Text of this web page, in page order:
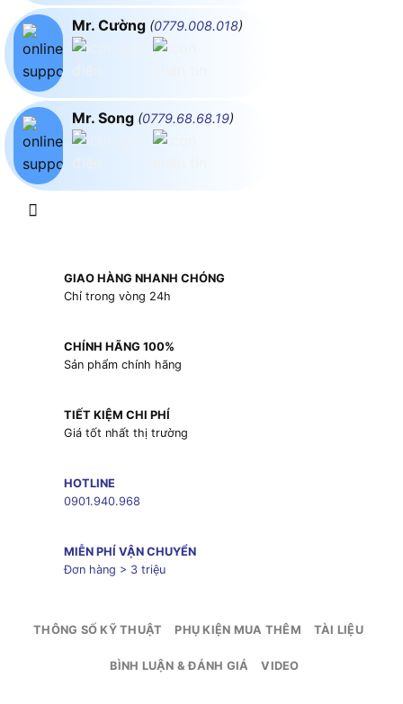
Mr. Cường (0779.008.018)
Mr. Song (0779.68.68.19)
GIAO HÀNG NHANH CHÓNG
Chỉ trong vòng 24h
CHÍNH HÃNG 100%
Sản phẩm chính hãng
TIẾT KIỆM CHI PHÍ
Giá tốt nhất thị trường
HOTLINE
0901.940.968
MIỄN PHÍ VẬN CHUYỂN
Đơn hàng > 3 triệu
THÔNG SỐ KỸ THUẬT PHỤ KIỆN MUA THÊM TÀI LIỆU
BÌNH LUẬN & ĐÁNH GIÁ VIDEO